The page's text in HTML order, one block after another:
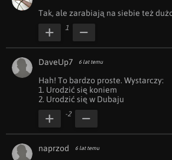
Tak, ale zarabiają na siebie też
1
DaveUp7 6 lat temu
Hah! To bardzo proste. Wystarczy:
1. Urodzić się koniem
2. Urodzić się w Dubaju
-2
naprzod 6 lat temu